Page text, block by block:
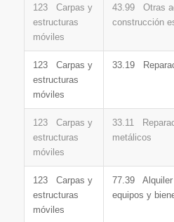
123 Carpas y
estructuras
móviles
43.99 Otras
construcción
123 Carpas y
estructuras
móviles
33.19
123 Carpas y
estructuras
móviles
33.11
metálicos
123 Carpas y
estructuras
móviles
77.39 Alquiler
equipos y